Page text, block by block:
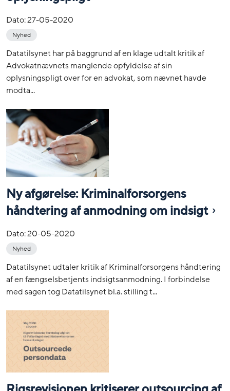
Dato:27-05-2020
Nyhed
Datatilsynet har på baggrund af en klage udtalt kritik af
Advokatnævnets manglende opfyldelse af sin
oplysningspligt over for en advokat, som nævnet havde
modta...
Ny afgørelse: Kriminalforsorgens
håndtering af anmodning om indsigt
Dato:20-05-2020
Nyhed
Datatilsynet udtaler kritik af Kriminalforsorgens håndtering
af en fængselsbetjents indsigtsanmodning. I forbindelse
med sagen tog Datatilsynet bl.a. stilling t...